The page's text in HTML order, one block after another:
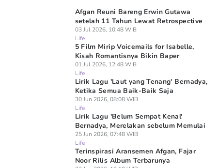
mengedepankan keakuratan, keberagaman,
dan integritas
Afgan Reuni Bareng Erwin Gutawa
setelah 11 Tahun Lewat Retrospective
03 Jul 2026, 10:48 WIB
Life
5 Film Mirip Voicemails for Isabelle,
Kisah Romantisnya Bikin Baper
01 Jul 2026, 12:48 WIB
Life
Lirik Lagu 'Laut yang Tenang' Bernadya,
Ketika Semua Baik-Baik Saja
30 Jun 2026, 08:08 WIB
Life
Lirik Lagu 'Belum Sempat Kenal'
Bernadya, Merelakan sebelum Memulai
25 Jun 2026, 07:48 WIB
Life
Terinspirasi Aransemen Afgan, Fajar
Noor Rilis Album Terbarunya